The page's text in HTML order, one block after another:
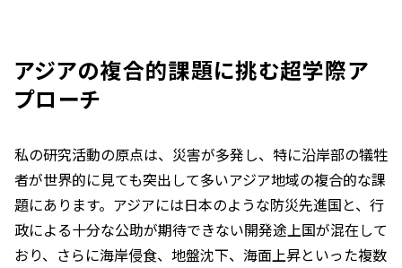
アジアの複合的課題に挑む超学際ア
プローチ
私の研究活動の原点は、災害が多発し、特に沿岸部の犠牲
者が世界的に見ても突出して多いアジア地域の複合的な課
題にあります。アジアには日本のような防災先進国と、行
政による十分な公助が期待できない開発途上国が混在して
おり、さらに海岸侵食、地盤沈下、海面上昇といった複数